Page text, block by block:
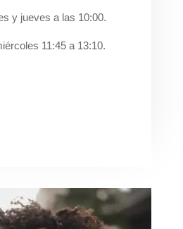
y jueves a las 10:00.
11:45 a 13:10.